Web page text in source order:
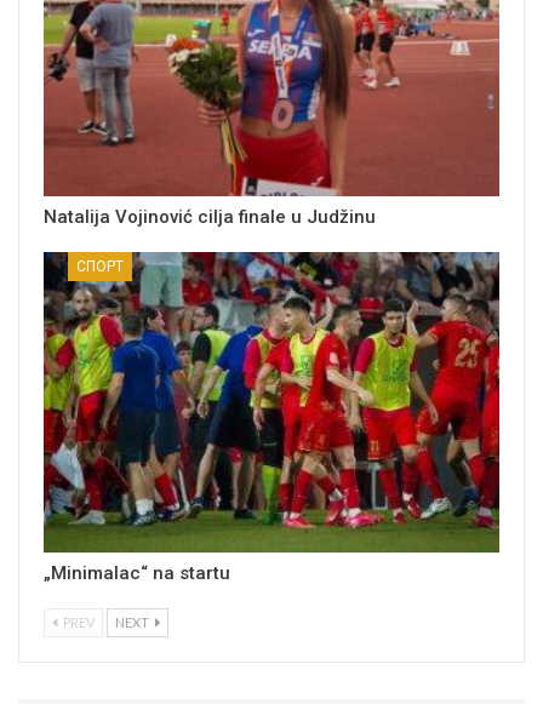
Natalija Vojinović cilja finale u Judžinu
СПОРТ
„Minimalac“ na startu
PREV NEXT